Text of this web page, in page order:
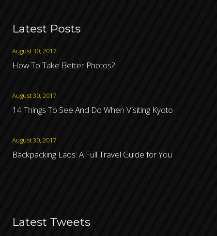
Latest Posts
August 30, 2017
How To Take Better Photos?
August 30, 2017
14 Things To See And Do When Visiting Kyoto
August 30, 2017
Backpacking Laos: A Full Travel Guide for You
Latest Tweets